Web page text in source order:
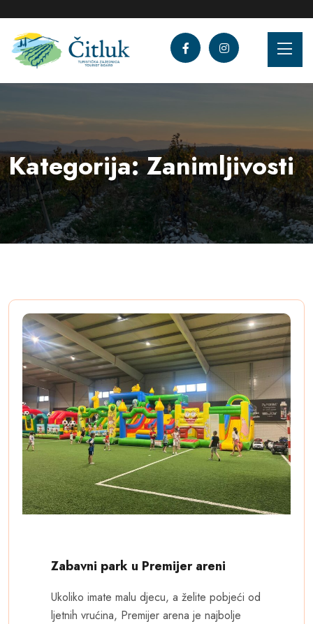
Kategorija:Zanimljivosti
Zabavni park u Premijer areni
Ukoliko imate malu djecu, a želite pobjeći od
ljetnih vrućina, Premijer arena je najbolje